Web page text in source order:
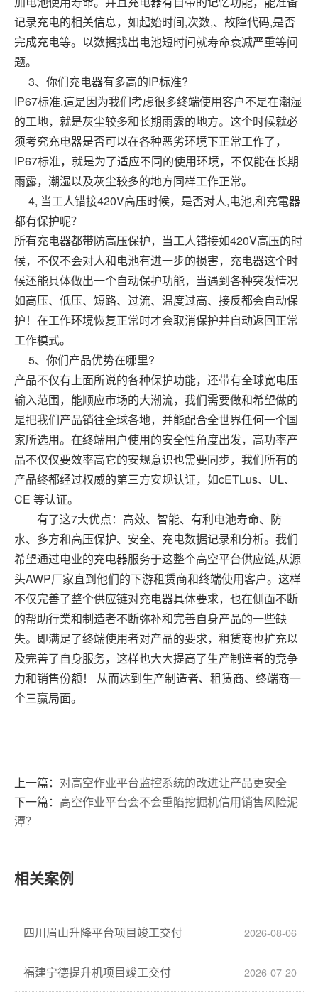
记录充电的相关信息，如起始时间,次数,、故障代码,是否
完成充电等。以数据找出电池短时间就寿命衰减严重等问
题。
3、你们充电器有多高的IP标准?
IP67标准.這是因为我们考虑很多终端使用客户不是在潮湿
的工地，就是灰尘较多和长期雨露的地方。这个时候就必
须考究充电器是否可以在各种恶劣环境下正常工作了，
IP67标准，就是为了适应不同的使用环境，不仅能在长期
雨露，潮湿以及灰尘较多的地方同样工作正常。
4, 当工人错接420V高压时候，是否对人,电池,和充電器
都有保护呢？
所有充电器都带防高压保护，当工人错接如420V高压的时
候，不仅不会对人和电池有进一步的损害，充电器这个时
候还能具体做出一个自动保护功能，当遇到各种突发情况
如高压、低压、短路、过流、温度过高、接反都会自动保
护！在工作环境恢复正常时才会取消保护并自动返回正常
工作模式。
5、你们产品优势在哪里?
产品不仅有上面所说的各种保护功能，还带有全球宽电压
输入范围，能顺应市场的大潮流，我们需要做和希望做的
是把我们产品销往全球各地，并能配合全世界任何一个国
家所选用。在终端用户使用的安全性角度出发，高功率产
品不仅仅要效率高它的安规意识也需要同步，我们所有的
产品终都经过权威的第三方安规认证，如cETLus、 UL、
CE 等认证。
有了这7大优点：高效、智能、有利电池寿命、防
水、多方和高压保护、安全、充电数据记录和分析。我们
希望通过电业的充电器服务于这整个高空平台供应链,从源
头AWP厂家直到他们的下游租赁商和终端使用客户。这样
不仅完善了整个供应链对充电器具体要求，也在侧面不断
的帮助行業和制造者不断弥补和完善自身产品的一些缺
失。即满足了终端使用者对产品的要求，租赁商也扩充以
及完善了自身服务，这样也大大提高了生产制造者的竞争
力和销售份额！ 从而达到生产制造者、租赁商、终端商一
个三赢局面。
上一篇： 对高空作业平台监控系统的改进让产品更安全
下一篇： 高空作业平台会不会重陷挖掘机信用销售风险泥
潭？
相关案例
四川眉山升降平台项目竣工交付 2026-08-06
福建宁德提升机项目竣工交付 2026-07-20